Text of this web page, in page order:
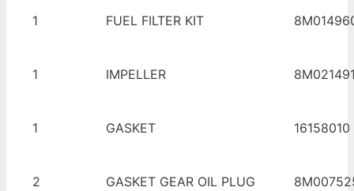
1 FUEL FILTER KIT
1 IMPELLER
1 GASKET 16158010
2 GASKET GEAR OIL PLUG